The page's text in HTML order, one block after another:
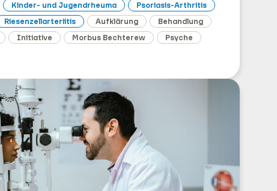
Kinder- und Jugendrheuma
Psoriasis-Arthritis
Riesenzellarteriitis Aufklärung
Behandlung
Initiative Morbus Bechterew
Psyche